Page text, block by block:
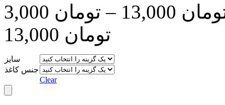
تومان –
تومان 13,000
سایز
جنس کاغذ
Clear